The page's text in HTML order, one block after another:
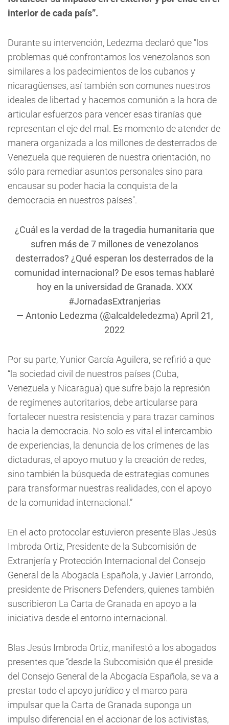
interior de cada país”.
Durante su intervención, Ledezma declaró que "los
problemas qué confrontamos los venezolanos son
similares a los padecimientos de los cubanos y
nicaragüenses, así también son comunes nuestros
ideales de libertad y hacemos comunión a la hora de
articular esfuerzos para vencer esas tiranías que
representan el eje del mal. Es momento de atender de
manera organizada a los millones de desterrados de
Venezuela que requieren de nuestra orientación, no
sólo para remediar asuntos personales sino para
encausar su poder hacia la conquista de la
democracia en nuestros países".
¿Cuál es la verdad de la tragedia humanitaria que
sufren más de 7 millones de venezolanos
desterrados? ¿Qué esperan los desterrados de la
comunidad internacional? De esos temas hablaré
hoy en la universidad de Granada. XXX
#JornadasExtranjerias
— Antonio Ledezma (@alcaldeledezma) April 21,
2022
Por su parte, Yunior García Aguilera, se refirió a que
“la sociedad civil de nuestros países (Cuba,
Venezuela y Nicaragua) que sufre bajo la represión
de regímenes autoritarios, debe articularse para
fortalecer nuestra resistencia y para trazar caminos
hacia la democracia. No solo es vital el intercambio
de experiencias, la denuncia de los crímenes de las
dictaduras, el apoyo mutuo y la creación de redes,
sino también la búsqueda de estrategias comunes
para transformar nuestras realidades, con el apoyo
de la comunidad internacional.”
En el acto protocolar estuvieron presente Blas Jesús
Imbroda Ortiz, Presidente de la Subcomisión de
Extranjería y Protección Internacional del Consejo
General de la Abogacía Española, y Javier Larrondo,
presidente de Prisoners Defenders, quienes también
suscribieron La Carta de Granada en apoyo a la
iniciativa desde el entorno internacional.
Blas Jesús Imbroda Ortiz, manifestó a los abogados
presentes que “desde la Subcomisión que él preside
del Consejo General de la Abogacía Española, se va a
prestar todo el apoyo jurídico y el marco para
impulsar que la Carta de Granada suponga un
impulso diferencial en el accionar de los activistas,